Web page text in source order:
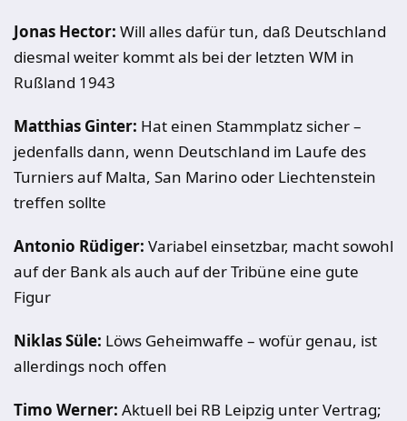
Jonas Hector: Will alles dafür tun, daß Deutschland
diesmal weiter kommt als bei der letzten WM in
Rußland 1943
Matthias Ginter: Hat einen Stammplatz sicher –
jedenfalls dann, wenn Deutschland im Laufe des
Turniers auf Malta, San Marino oder Liechtenstein
treffen sollte
Antonio Rüdiger: Variabel einsetzbar, macht sowohl
auf der Bank als auch auf der Tribüne eine gute
Figur
Niklas Süle: Löws Geheimwaffe – wofür genau, ist
allerdings noch offen
Timo Werner: Aktuell bei RB Leipzig unter Vertrag;